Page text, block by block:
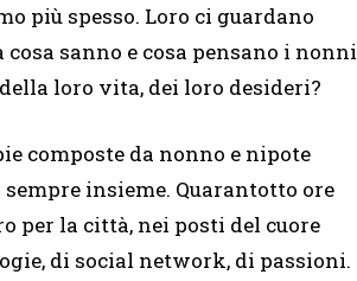
più spesso. Loro ci guardano
sanno e cosa pensano i nonni
loro vita, dei loro desideri?
composte da nonno e nipote
insieme. Quarantotto ore
per la città, nei posti del cuore
di social network, di passioni.